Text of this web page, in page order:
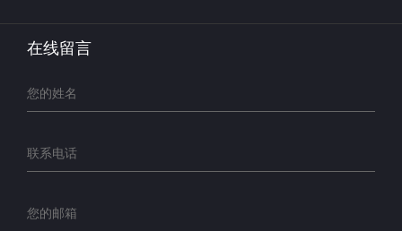
在线留言